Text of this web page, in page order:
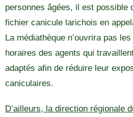
personnes âgées, il est possible
fichier canicule larichois en
La médiathèque n’ouvrira pas
horaires des agents qui
adaptés afin de réduire leur
caniculaires.
D’ailleurs, la direction régionale